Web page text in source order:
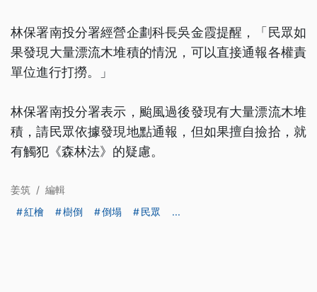
林保署南投分署經營企劃科長吳金霞提醒，「民眾如
果發現大量漂流木堆積的情況，可以直接通報各權責
單位進行打撈。」
林保署南投分署表示，颱風過後發現有大量漂流木堆
積，請民眾依據發現地點通報，但如果擅自撿拾，就
有觸犯《森林法》的疑慮。
姜筑 / 編輯
紅檜
樹倒 倒塌 民眾 ...